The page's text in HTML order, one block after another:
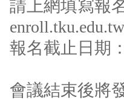
請上網填寫報
報名截止日期
會議結束後將